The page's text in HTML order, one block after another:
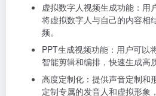
虚拟数字人视频生成功能：用
将虚拟数字人与自己的内容相
频。
PPT生成视频功能：用户可以
智能剪辑和编排，快速生成高
高度定制化：提供声音定制和
定制专属的发音人和虚拟形象